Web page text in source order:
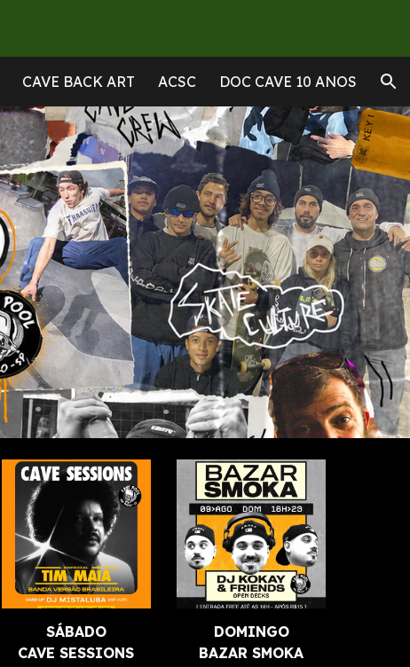
CAVE BACK ART ACSC DOC CAVE 10 ANOS
SÁBADO
CAVE SESSIONS
DOMINGO
BAZAR SMOKA